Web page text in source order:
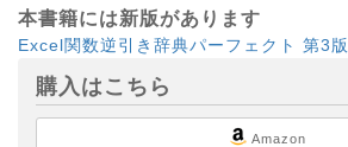
本書籍には新版があります
Excel関数逆引き辞典パーフェクト 第3版
購入はこちら
Amazon